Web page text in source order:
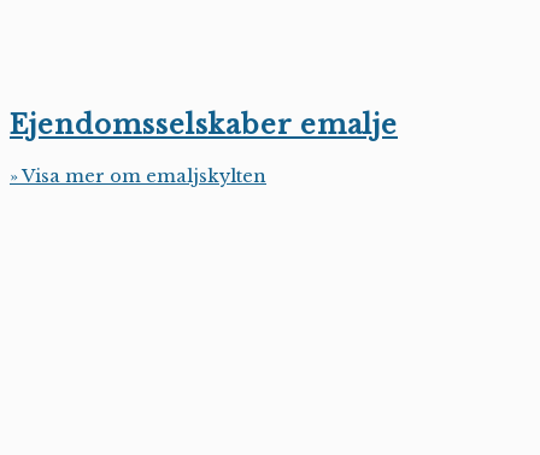
Ejendomsselskaber emalje
» Visa mer om emaljskylten